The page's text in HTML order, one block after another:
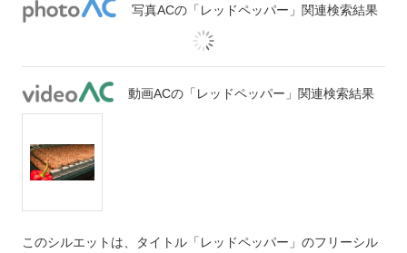
写真ACの「レッドペッパー」関連検索結果
動画ACの「レッドペッパー」関連検索結果
このシルエットは、タイトル「レッドペッパー」のフリーシル